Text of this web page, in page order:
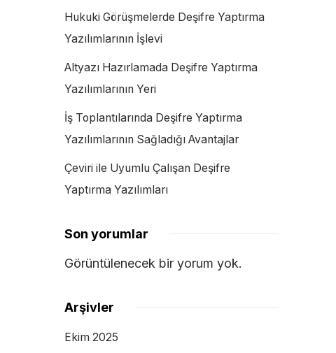
Hukuki Görüşmelerde Deşifre Yaptırma
Yazılımlarının İşlevi
Altyazı Hazırlamada Deşifre Yaptırma
Yazılımlarının Yeri
İş Toplantılarında Deşifre Yaptırma
Yazılımlarının Sağladığı Avantajlar
Çeviri ile Uyumlu Çalışan Deşifre
Yaptırma Yazılımları
Son yorumlar
Görüntülenecek bir yorum yok.
Arşivler
Ekim 2025